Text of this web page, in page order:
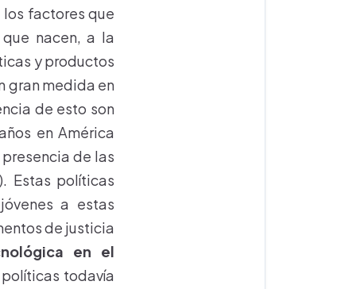
factores que
nacen, a la
y productos
gran medida en
de esto son
en América
de las
Estas políticas
a estas
de justicia
en el
todavía